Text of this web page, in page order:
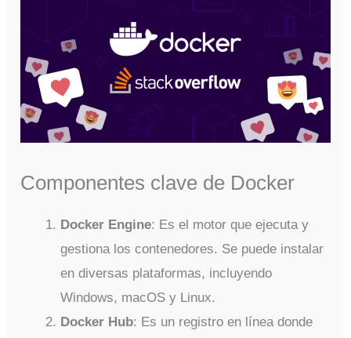
Componentes clave de Docker
Docker Engine: Es el motor que ejecuta y
gestiona los contenedores. Se puede instalar
en diversas plataformas, incluyendo
Windows, macOS y Linux.
Docker Hub: Es un registro en línea donde